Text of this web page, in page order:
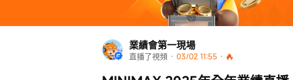
業績會第一現場
直播了視頻 · 03/02 11:55 ·